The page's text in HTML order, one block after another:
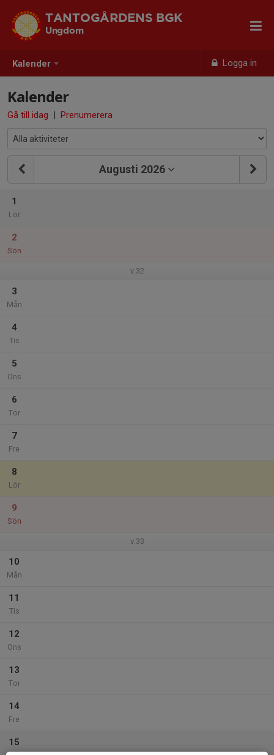
Kalender Logga in
TANTOGÅRDENS BGK
Ungdom
Kalender
Gå till idag | Prenumerera
Augusti 2026
1
Lör
2
Sön
v.32
3
Mån
4
Tis
5
Ons
6
Tor
7
Fre
8
Lör
9
Sön
v.33
10
Mån
11
Tis
12
Ons
13
Tor
14
Fre
15